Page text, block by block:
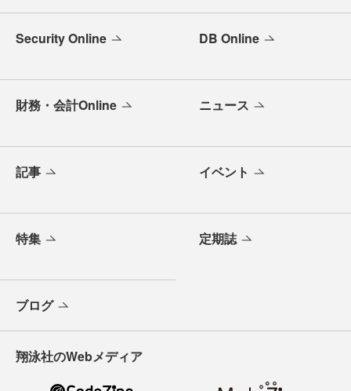
Security Online DB Online
財務・会計Online ニュース
記事 イベント
特集 定期誌
ブログ
翔泳社のWebメディア